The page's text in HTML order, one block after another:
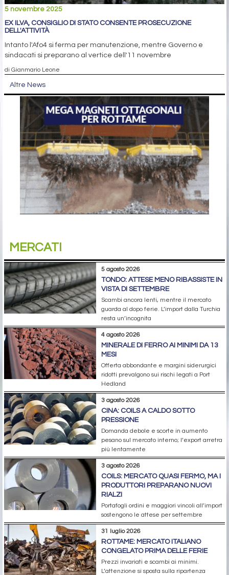
5 novembre 2025
EX ILVA, CONSIGLIO DI STATO CONSENTE PROSECUZIONE
DELL'ATTIVITÀ
Intanto l'Afo4 si ferma per manutenzione, mentre Governo e
sindacati si preparano al vertice dell'11 novembre
di Gianmario Leone
Altre News
MERCATI
5 agosto 2026
TONDO: ATTESE MENO RIBASSISTE IN
VISTA DI SETTEMBRE
Scambi ancora lenti, mentre il mercato
guarda al dopo ferie. L’import dalla Turchia
resta un’incognita
4 agosto 2026
MINERALE DI FERRO AI MINIMI DA 13
MESI
Offerta abbondante e margini siderurgici
ridotti prevalgono sui rischi legati a Port
Hedland
3 agosto 2026
CINA: COILS A CALDO SOTTO
PRESSIONE
Domanda debole e scorte in aumento
pesano sul mercato interno; l’export arretra
più lentamente
3 agosto 2026
COILS: MERCATO QUASI FERMO, MA I
PRODUTTORI PREPARANO NUOVI
RIALZI
Portafogli ordini e maggiori vincoli all’import
sostengono le attese per settembre
31 luglio 2026
ROTTAME: MERCATO ITALIANO
CONGELATO PRIMA DELLE FERIE
Prezzi invariati e scambi ai minimi.
L’attenzione si sposta sulla ripartenza